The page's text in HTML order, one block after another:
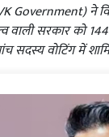
Government) ने
वाली सरकार को
सदस्य वोटिंग में